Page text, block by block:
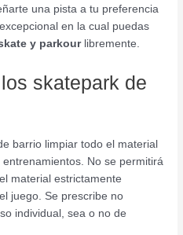
una pista a tu preferencia
en la cual puedas
y parkourlibremente.
skatepark de
barrio limpiar todo el material
No se permitirá
material estrictamente
juego. Se prescribe no
individual, sea o no de